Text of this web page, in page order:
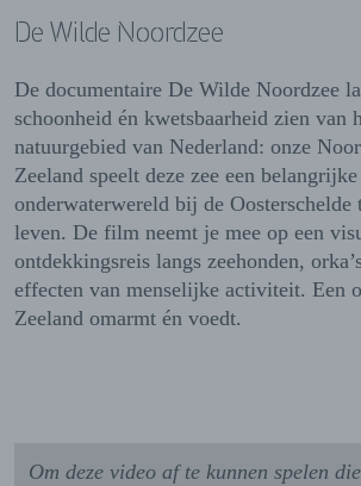
De Wilde Noordzee
De documentaire De Wilde Noordzee
schoonheid én kwetsbaarheid zien van
natuurgebied van Nederland: onze
Zeeland speelt deze zee een
onderwaterwereld bij de
leven. De film neemt je mee op een
ontdekkingsreis langs zeehonden,
effecten van menselijke activiteit. Een
Zeeland omarmt én voedt.
Om deze video af te kunnen spelen